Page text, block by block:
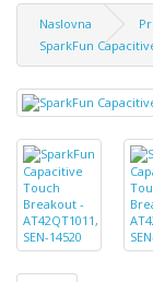
Naslovna
SparkFun